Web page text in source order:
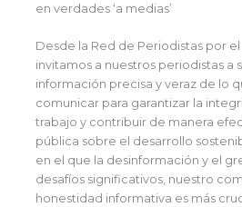
en verdades ‘a medias’
Desde la Red de Periodistas por
invitamos a nuestros periodistas a
información precisa y veraz de lo
comunicar para garantizar la
trabajo y contribuir de manera
pública sobre el desarrollo
en el que la desinformación y el
desafíos significativos, nuestro
honestidad informativa es más